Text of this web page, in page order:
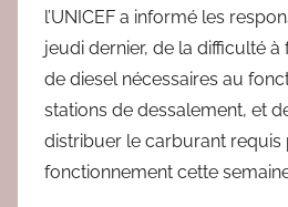
l’UNICEF a informé les
jeudi dernier, de la difficulté
de diesel nécessaires au
stations de dessalement, et
distribuer le carburant
fonctionnement cette